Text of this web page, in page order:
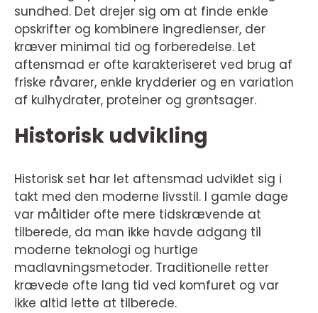
sundhed. Det drejer sig om at finde enkle
opskrifter og kombinere ingredienser, der
kræver minimal tid og forberedelse. Let
aftensmad er ofte karakteriseret ved brug af
friske råvarer, enkle krydderier og en variation
af kulhydrater, proteiner og grøntsager.
Historisk udvikling
Historisk set har let aftensmad udviklet sig i
takt med den moderne livsstil. I gamle dage
var måltider ofte mere tidskrævende at
tilberede, da man ikke havde adgang til
moderne teknologi og hurtige
madlavningsmetoder. Traditionelle retter
krævede ofte lang tid ved komfuret og var
ikke altid lette at tilberede.